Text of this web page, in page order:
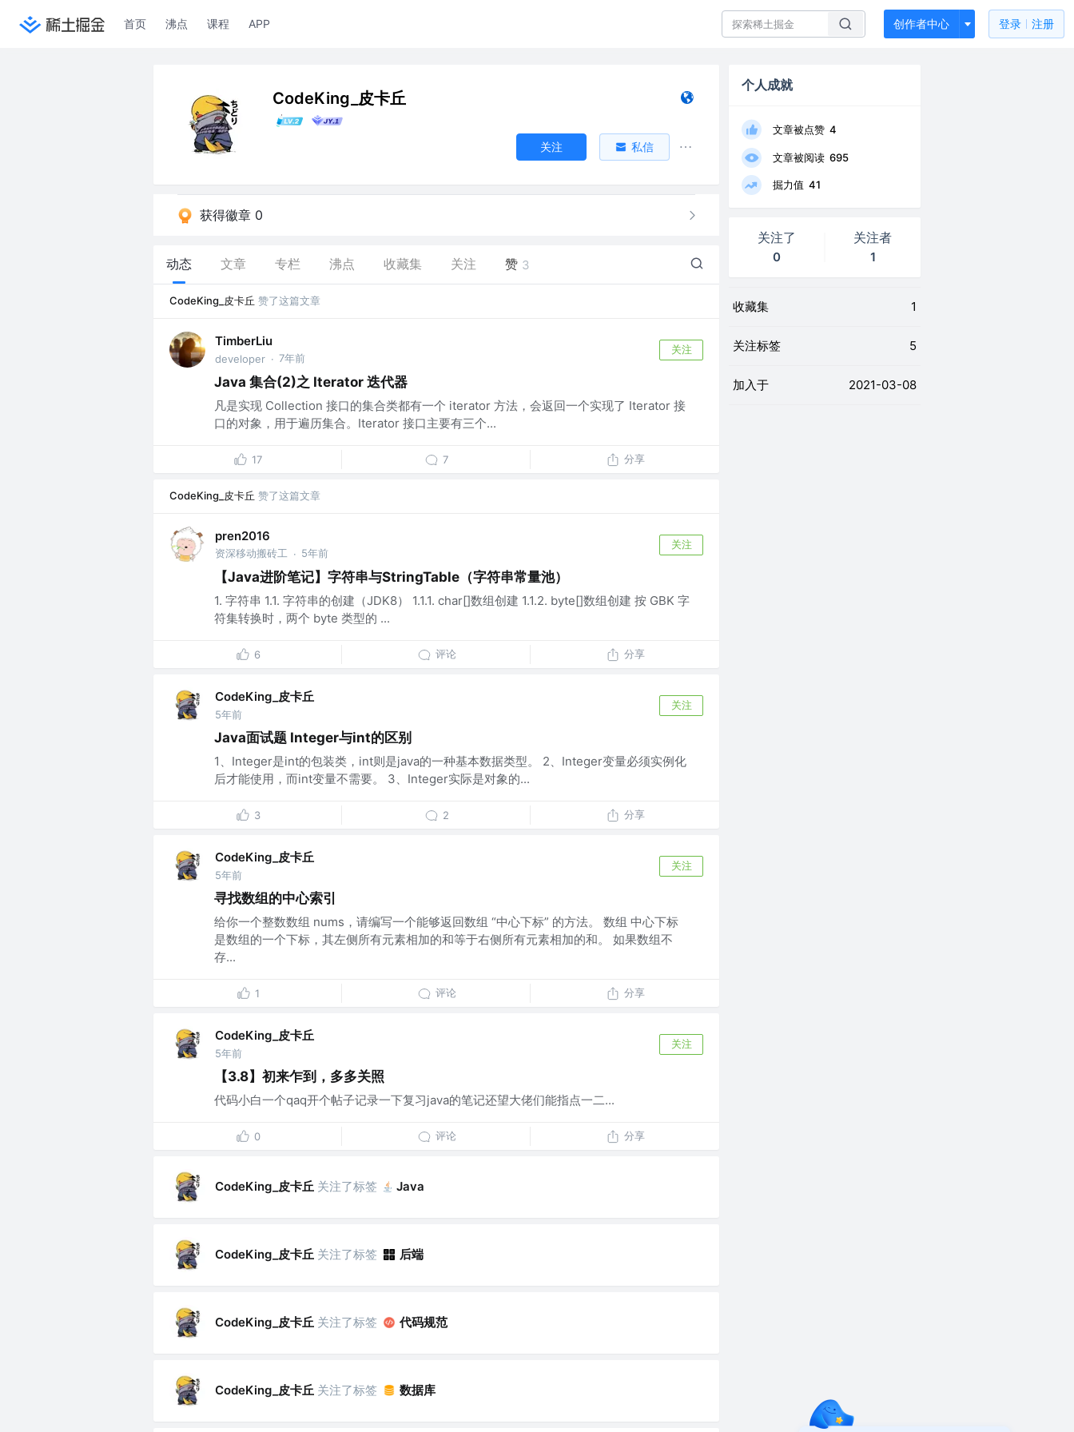
首页 沸点 课程 APP 创作者中心 登录 注册
CodeKing_皮卡丘
关注 私信
获得徽章 0
动态 文章 专栏 沸点 收藏集 关注 赞 3
CodeKing_皮卡丘 赞了这篇文章
TimberLiu
developer · 7年前
关注
Java 集合(2)之 Iterator 迭代器
凡是实现 Collection 接口的集合类都有一个 iterator 方法，会返回一个实现了 Iterator 接
口的对象，用于遍历集合。Iterator 接口主要有三个...
17 7 分享
CodeKing_皮卡丘 赞了这篇文章
pren2016
资深移动搬砖工 · 5年前
关注
【Java进阶笔记】字符串与StringTable（字符串常量池）
1. 字符串 1.1. 字符串的创建（JDK8） 1.1.1. char[]数组创建 1.1.2. byte[]数组创建 按 GBK 字
符集转换时，两个 byte 类型的 ...
6 评论 分享
CodeKing_皮卡丘
5年前
关注
Java面试题 Integer与int的区别
1、Integer是int的包装类，int则是java的一种基本数据类型。 2、Integer变量必须实例化
后才能使用，而int变量不需要。 3、Integer实际是对象的...
3 2 分享
CodeKing_皮卡丘
5年前
关注
寻找数组的中心索引
给你一个整数数组 nums，请编写一个能够返回数组 “中心下标” 的方法。 数组 中心下标
是数组的一个下标，其左侧所有元素相加的和等于右侧所有元素相加的和。 如果数组不
存...
1 评论 分享
CodeKing_皮卡丘
5年前
关注
【3.8】初来乍到，多多关照
代码小白一个qaq开个帖子记录一下复习java的笔记还望大佬们能指点一二...
0 评论 分享
CodeKing_皮卡丘 关注了标签 Java
CodeKing_皮卡丘 关注了标签 后端
CodeKing_皮卡丘 关注了标签 代码规范
CodeKing_皮卡丘 关注了标签 数据库
个人成就
文章被点赞 4
文章被阅读 695
掘力值 41
关注了
0
关注者
1
收藏集 1
关注标签 5
加入于 2021-03-08